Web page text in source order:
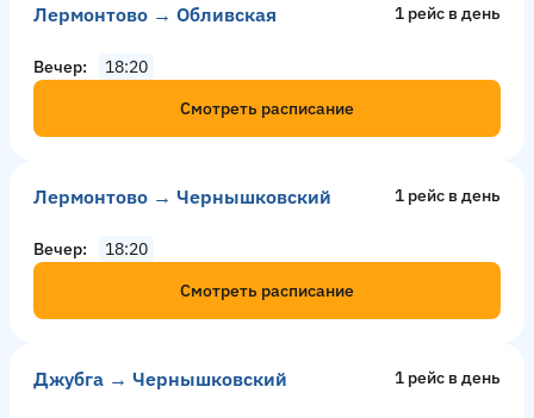
Лермонтово → Обливская 1 рейс в день
Вечер
18:20
Смотреть расписание
Лермонтово → Чернышковский 1 рейс в день
Вечер
18:20
Смотреть расписание
Джубга → Чернышковский 1 рейс в день